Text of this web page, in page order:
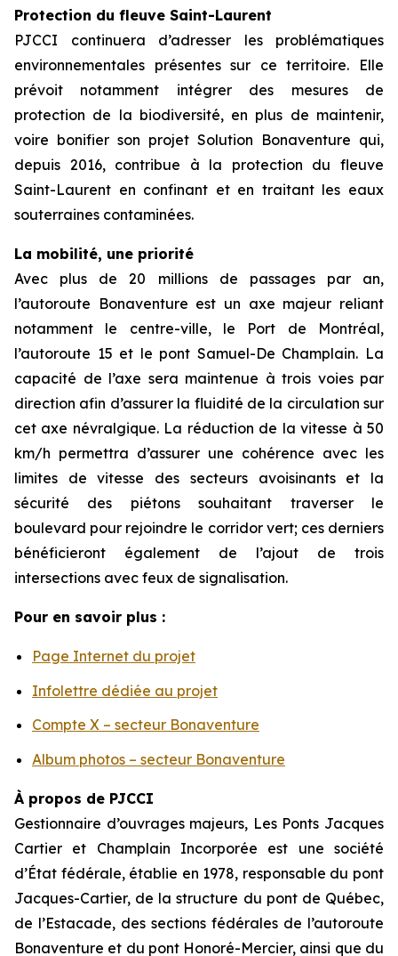
Protection du fleuve Saint-Laurent
PJCCI continuera d’adresser les problématiques
environnementales présentes sur ce territoire. Elle
prévoit notamment intégrer des mesures de
protection de la biodiversité, en plus de maintenir,
voire bonifier son projet Solution Bonaventure qui,
depuis 2016, contribue à la protection du fleuve
Saint-Laurent en confinant et en traitant les eaux
souterraines contaminées.
La mobilité, une priorité
Avec plus de 20 millions de passages par an,
l’autoroute Bonaventure est un axe majeur reliant
notamment le centre-ville, le Port de Montréal,
l’autoroute 15 et le pont Samuel-De Champlain. La
capacité de l’axe sera maintenue à trois voies par
direction afin d’assurer la fluidité de la circulation sur
cet axe névralgique. La réduction de la vitesse à 50
km/h permettra d’assurer une cohérence avec les
limites de vitesse des secteurs avoisinants et la
sécurité des piétons souhaitant traverser le
boulevard pour rejoindre le corridor vert; ces derniers
bénéficieront également de l’ajout de trois
intersections avec feux de signalisation.
Pour en savoir plus :
Page Internet du projet
Infolettre dédiée au projet
Compte X – secteur Bonaventure
Album photos – secteur Bonaventure
À propos de PJCCI
Gestionnaire d’ouvrages majeurs, Les Ponts Jacques
Cartier et Champlain Incorporée est une société
d’État fédérale, établie en 1978, responsable du pont
Jacques-Cartier, de la structure du pont de Québec,
de l’Estacade, des sections fédérales de l’autoroute
Bonaventure et du pont Honoré-Mercier, ainsi que du